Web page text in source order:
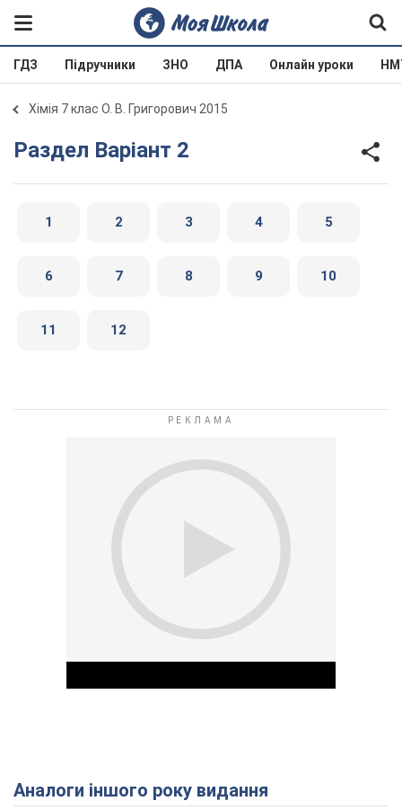
ГДЗ Підручники ЗНО ДПА Онлайн уроки
Хімія 7 клас О. В. Григорович 2015
Раздел Варіант 2
1 2 3 4 5
6 7 8 9 10
11 12
Play Video
Аналоги іншого року видання